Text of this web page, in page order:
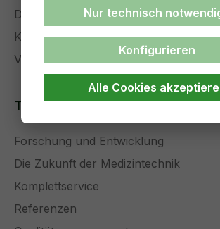
Datenschutz
Kontakt
Versand und Zahlung
Themenseiten
Forschung und Entwicklung
Die Zukunft der Medizintechnik
Komplettservice
Referenzen
Nur technisch
Konfigurieren
Alle Cookies